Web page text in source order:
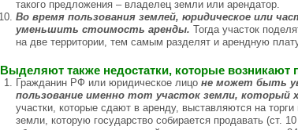
такого предложения – владелец земли или арендатор.
Во время пользования землей, юридическое или
уменьшить стоимость аренды. Тогда участок
на две территории, тем самым разделят и арендную
Выделяют также недостатки, которые возникают
Гражданин РФ или юридическое лицо не может быть
пользование именно тот участок земли, который
участки, которые сдают в аренду, выставляются на
земли, которую государство собирается продавать (ст.